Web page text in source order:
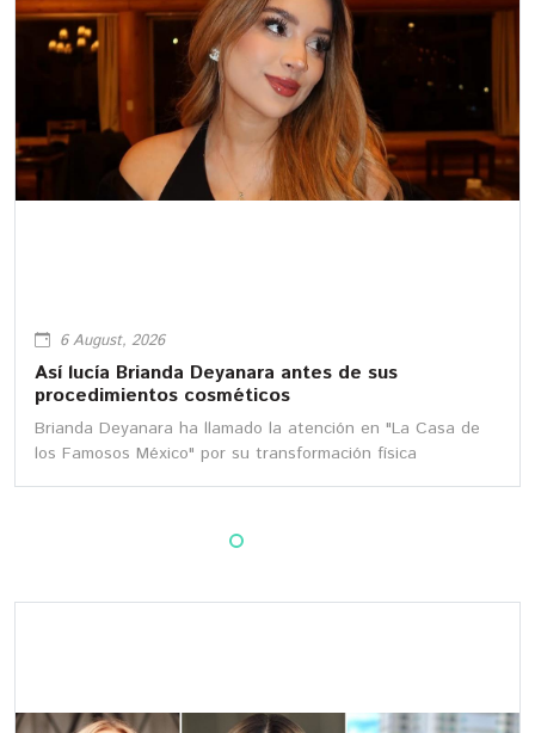
6 August, 2026
Así lucía Brianda Deyanara antes de sus
procedimientos cosméticos
Brianda Deyanara ha llamado la atención en "La Casa de
los Famosos México" por su transformación física